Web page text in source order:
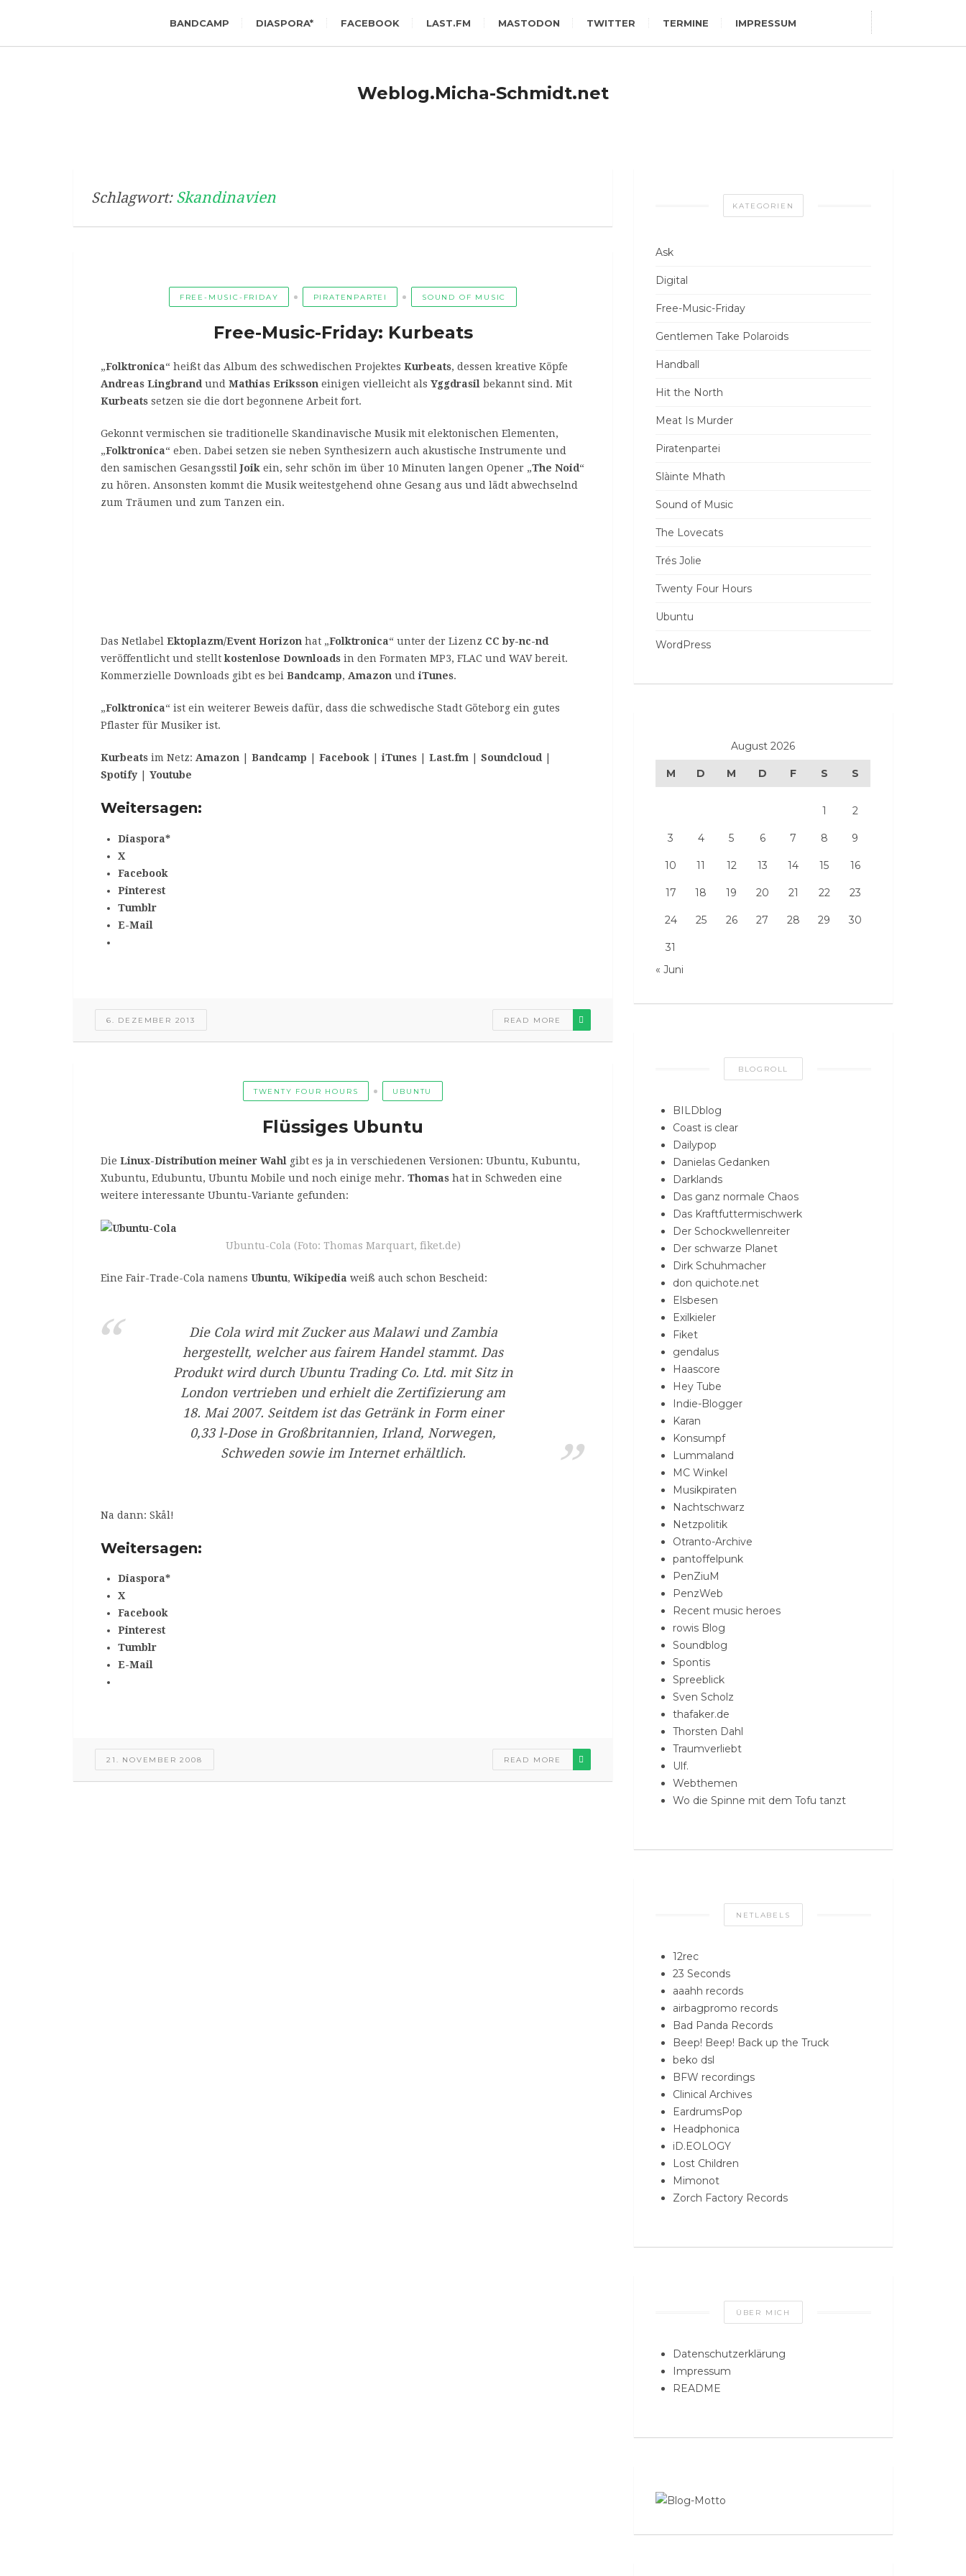
BANDCAMP DIASPORA* FACEBOOK LAST.FM MASTODON TWITTER TERMINE IMPRESSUM
Weblog.Micha-Schmidt.net
Schlagwort: Skandinavien
FREE-MUSIC-FRIDAY PIRATENPARTEI SOUND OF MUSIC
Free-Music-Friday: Kurbeats
„Folktronica“ heißt das Album des schwedischen Projektes Kurbeats, dessen kreative Köpfe
Andreas Lingbrandund Mathias Eriksson einigen vielleicht als Yggdrasil bekannt sind. Mit
Kurbeatssetzen sie die dort begonnene Arbeit fort.
Gekonnt vermischen sie traditionelle Skandinavische Musik mit elektonischen Elementen,
„Folktronica“ eben. Dabei setzen sie neben Synthesizern auch akustische Instrumente und
den samischen GesangsstilJoik ein, sehr schön im über 10 Minuten langen Opener „The Noid“
zu hören. Ansonsten kommt die Musik weitestgehend ohne Gesang aus und lädt abwechselnd
zum Träumen und zum Tanzen ein.
Das Netlabel Ektoplazm/Event Horizon hat „Folktronica“ unter der Lizenz CC by-nc-nd
veröffentlicht und stelltkostenlose Downloadsin den Formaten MP3, FLAC und WAV bereit.
Kommerzielle Downloads gibt es bei Bandcamp, Amazon undiTunes.
„Folktronica“ ist ein weiterer Beweis dafür, dass die schwedische Stadt Göteborg ein gutes
Pflaster für Musiker ist.
Kurbeatsim Netz: Amazon Bandcamp Facebook |iTunes| Last.fm Soundcloud|
Spotify| Youtube
Weitersagen:
Diaspora*
X
Facebook
Pinterest
Tumblr
E-Mail
6. DEZEMBER 2013 READ MORE
TWENTY FOUR HOURS UBUNTU
Flüssiges Ubuntu
Die Linux-Distribution meiner Wahl gibt es ja in verschiedenen Versionen: Ubuntu, Kubuntu,
Xubuntu, Edubuntu, Ubuntu Mobile und noch einige mehr. Thomashat in Schweden eine
weitere interessante Ubuntu-Variante gefunden:
Ubuntu-Cola (Foto: Thomas Marquart, fiket.de)
Eine Fair-Trade-Cola namens Ubuntu, Wikipedia weiß auch schon Bescheid:
Die Cola wird mit Zucker aus Malawi und Zambia
hergestellt, welcher aus fairem Handel stammt. Das
Produkt wird durch Ubuntu Trading Co. Ltd. mit Sitz in
London vertrieben und erhielt die Zertifizierung am
18. Mai 2007. Seitdem ist das Getränk in Form einer
0,33 l-Dose in Großbritannien, Irland, Norwegen,
Schweden sowie im Internet erhältlich.
Na dann: Skål!
Weitersagen:
Diaspora*
X
Facebook
Pinterest
Tumblr
E-Mail
21. NOVEMBER 2008 READ MORE
KATEGORIEN
Ask
Digital
Free-Music-Friday
Gentlemen Take Polaroids
Handball
Hit the North
Meat Is Murder
Piratenpartei
Slàinte Mhath
Sound of Music
The Lovecats
Trés Jolie
Twenty Four Hours
Ubuntu
WordPress
August 2026
M D M D F S S
1 2
3 4 5 6 7 8 9
10 11 12 13 14 15 16
17 18 19 20 21 22 23
24 25 26 27 28 29 30
31
« Juni
BLOGROLL
BILDblog
Coast is clear
Dailypop
Danielas Gedanken
Darklands
Das ganz normale Chaos
Das Kraftfuttermischwerk
Der Schockwellenreiter
Der schwarze Planet
Dirk Schuhmacher
don quichote.net
Elsbesen
Exilkieler
Fiket
gendalus
Haascore
Hey Tube
Indie-Blogger
Karan
Konsumpf
Lummaland
MC Winkel
Musikpiraten
Nachtschwarz
Netzpolitik
Otranto-Archive
pantoffelpunk
PenZiuM
PenzWeb
Recent music heroes
rowis Blog
Soundblog
Spontis
Spreeblick
Sven Scholz
thafaker.de
Thorsten Dahl
Traumverliebt
Ulf.
Webthemen
Wo die Spinne mit dem Tofu tanzt
NETLABELS
12rec
23 Seconds
aaahh records
airbagpromo records
Bad Panda Records
Beep! Beep! Back up the Truck
beko dsl
BFW recordings
Clinical Archives
EardrumsPop
Headphonica
iD.EOLOGY
Lost Children
Mimonot
Zorch Factory Records
ÜBER MICH
Datenschutzerklärung
Impressum
README